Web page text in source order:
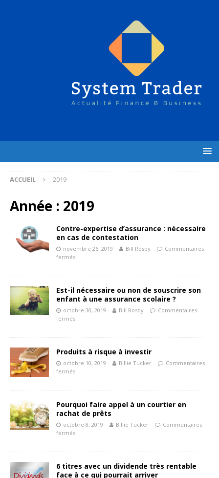
ACCUEIL 2019
Année : 2019
Contre-expertise d’assurance : nécessaire
en cas de contestation
novembre 26, 2019 Bill Rosby
Commentaires
fermés
Est-il nécessaire ou non de souscrire son
enfant à une assurance scolaire ?
octobre 30, 2019 Bill Rosby
Commentaires
fermés
Produits à risque à investir
octobre 10, 2019 Billie Tucker
Commentaires
fermés
Pourquoi faire appel à un courtier en
rachat de prêts
octobre 8, 2019 Billie Tucker
Commentaires
fermés
6 titres avec un dividende très rentable
face à ce qui pourrait arriver